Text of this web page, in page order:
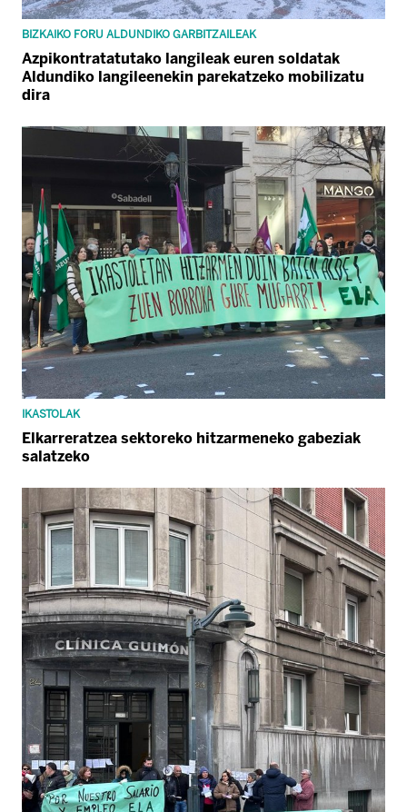
BIZKAIKO FORU ALDUNDIKO GARBITZAILEAK
Azpikontratatutako langileak euren soldatak
Aldundiko langileenekin parekatzeko mobilizatu
dira
IKASTOLAK
Elkarreratzea sektoreko hitzarmeneko gabeziak
salatzeko